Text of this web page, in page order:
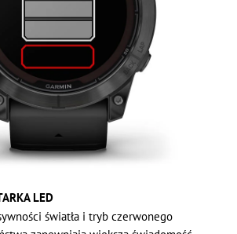
LED
światła i tryb czerwonego